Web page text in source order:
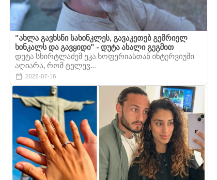
"ახლა გავხსნი სახინკლეს, გავაკეთებ გემრიელ
ხინკალს და გავყიდი" - დუტა ახალი გეგმით
დუტა სხირტლაძემ ეკა ხოფერიასთან ინტერვიუში
აღიარა, რომ ტელევ...
2026-07-16